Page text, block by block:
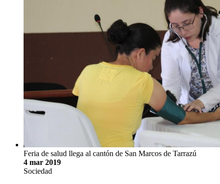
Feria de salud llega al cantón de San Marcos de Tarrazú
4 mar 2019
Sociedad